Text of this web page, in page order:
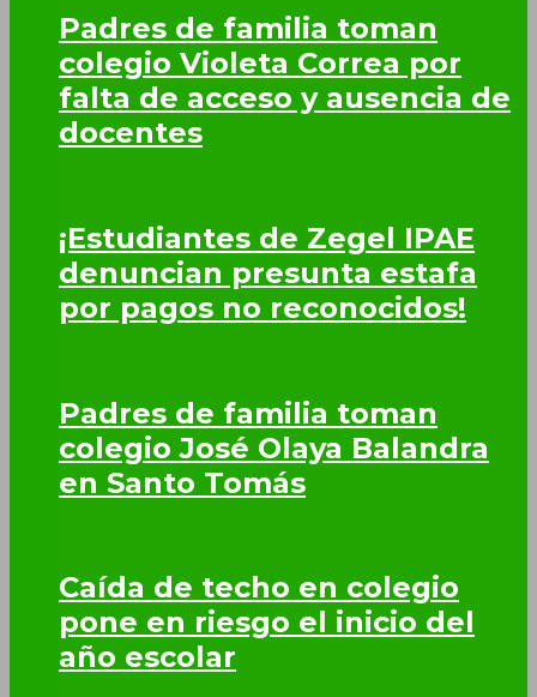
Padres de familia toman
colegio Violeta Correa por
falta de acceso y ausencia de
docentes
¡Estudiantes de Zegel IPAE
denuncian presunta estafa
por pagos no reconocidos!
Padres de familia toman
colegio José Olaya Balandra
en Santo Tomás
Caída de techo en colegio
pone en riesgo el inicio del
año escolar